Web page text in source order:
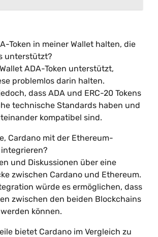
Token in meiner Wallet halten, die
unterstützt?
ADA-Token unterstützt,
problemlos darin halten.
dass ADA und ERC-20 Tokens
technische Standards haben und
kompatibel sind.
Cardano mit der Ethereum-
und Diskussionen über eine
zwischen Cardano und Ethereum.
würde es ermöglichen, dass
zwischen den beiden Blockchains
können.
bietet Cardano im Vergleich zu